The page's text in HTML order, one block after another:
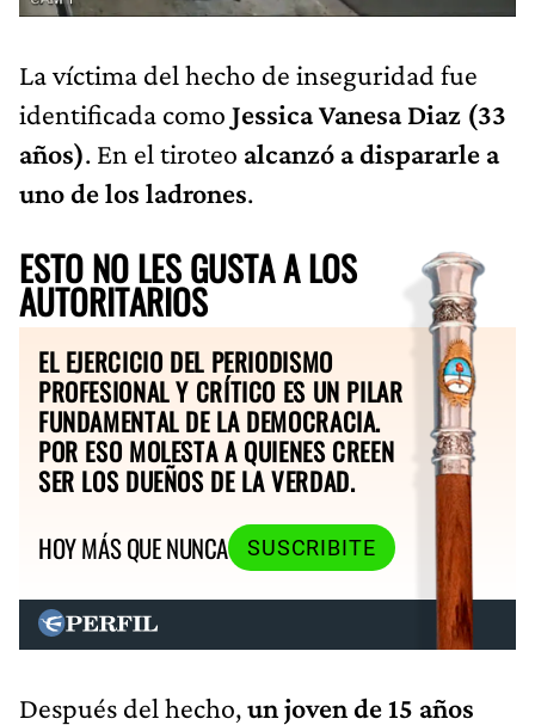
La víctima del hecho de inseguridad fue
identificada como Jessica Vanesa Diaz (33
años). En el tiroteo alcanzó a dispararle a
uno de los ladrones.
ESTO NO LES GUSTA A LOS
AUTORITARIOS
EL EJERCICIO DEL PERIODISMO
PROFESIONAL Y CRÍTICO ES UN PILAR
FUNDAMENTAL DE LA DEMOCRACIA.
POR ESO MOLESTA A QUIENES CREEN
SER LOS DUEÑOS DE LA VERDAD.
HOY MÁS QUE NUNCA
SUSCRIBITE
Después del hecho,un joven de 15 años